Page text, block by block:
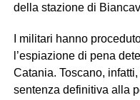
della stazione di
I militari hanno
l’espiazione di pena
Catania. Toscano,
sentenza definitiva alla